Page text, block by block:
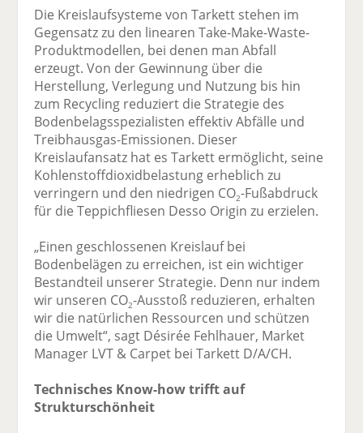
Die Kreislaufsysteme von Tarkett stehen im
Gegensatz zu den linearen Take-Make-Waste-
Produktmodellen, bei denen man Abfall
erzeugt. Von der Gewinnung über die
Herstellung, Verlegung und Nutzung bis hin
zum Recycling reduziert die Strategie des
Bodenbelagsspezialisten effektiv Abfälle und
Treibhausgas-Emissionen. Dieser
Kreislaufansatz hat es Tarkett ermöglicht, seine
Kohlenstoffdioxidbelastung erheblich zu
verringern und den niedrigen CO2-Fußabdruck
für die Teppichfliesen Desso Origin zu erzielen.
„Einen geschlossenen Kreislauf bei
Bodenbelägen zu erreichen, ist ein wichtiger
Bestandteil unserer Strategie. Denn nur indem
wir unseren CO2-Ausstoß reduzieren, erhalten
wir die natürlichen Ressourcen und schützen
die Umwelt“, sagt Désirée Fehlhauer, Market
Manager LVT & Carpet bei Tarkett D/A/CH.
Technisches Know-how trifft auf
Strukturschönheit